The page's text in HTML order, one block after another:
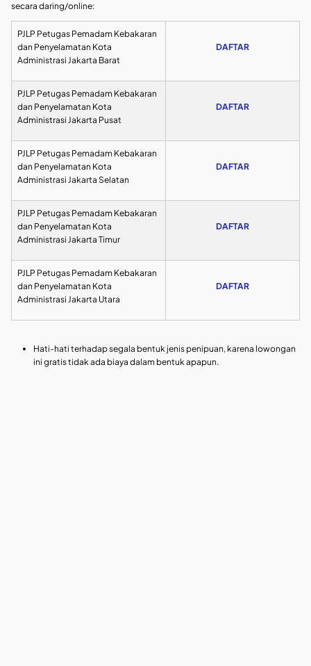
secara daring/online:
PJLP Petugas Pemadam Kebakaran
dan Penyelamatan Kota
Administrasi Jakarta Barat
DAFTAR
PJLP Petugas Pemadam Kebakaran
dan Penyelamatan Kota
Administrasi Jakarta Pusat
DAFTAR
PJLP Petugas Pemadam Kebakaran
dan Penyelamatan Kota
Administrasi Jakarta Selatan
DAFTAR
PJLP Petugas Pemadam Kebakaran
dan Penyelamatan Kota
Administrasi Jakarta Timur
DAFTAR
PJLP Petugas Pemadam Kebakaran
dan Penyelamatan Kota
Administrasi Jakarta Utara
DAFTAR
Hati-hati terhadap segala bentuk jenis penipuan, karena lowongan
ini gratis tidak ada biaya dalam bentuk apapun.